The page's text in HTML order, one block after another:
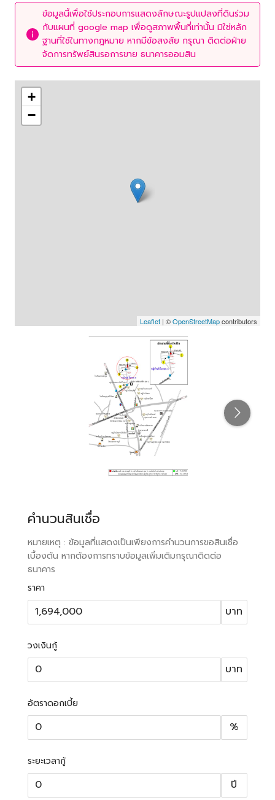
ข้อมูลนี้เพื่อใช้ประกอบการแสดงลักษณะรูปแปลงที่ดินร่วม
กับแผนที่ google map เพื่อดูสภาพพื้นที่เท่านั้น มิใช่หลัก
ฐานที่ใช้ในทางกฎหมาย หากมีข้อสงสัย กรุณา ติดต่อฝ่าย
จัดการทรัพย์สินรอการขาย ธนาคารออมสิน
+
−
Leaflet | ©OpenStreetMapcontributors
คำนวนสินเชื่อ
หมายเหตุ : ข้อมูลที่แสดงเป็นเพียงการคำนวนการขอสินเชื่อ
เบื้องต้น หากต้องการทราบข้อมูลเพิ่มเติมกรุณาติดต่อ
ธนาคาร
ราคา
บาท
วงเงินกู้
บาท
อัตราดอกเบี้ย
%
ระยะเวลากู้
ปี